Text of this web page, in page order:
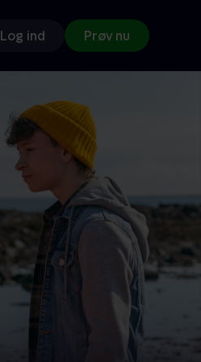
Log ind Prøv nu